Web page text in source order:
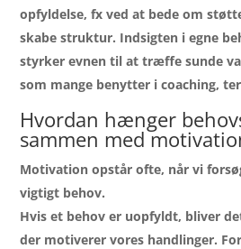
opfyldelse, fx ved at bede om
skabe struktur. Indsigten i egne
styrker evnen til at træffe sunde
som mange benytter i coaching,
Hvordan hænger
sammen med
Motivation opstår ofte, når vi
vigtigt behov.
Hvis et behov er uopfyldt, bliver
der motiverer vores handlinger.